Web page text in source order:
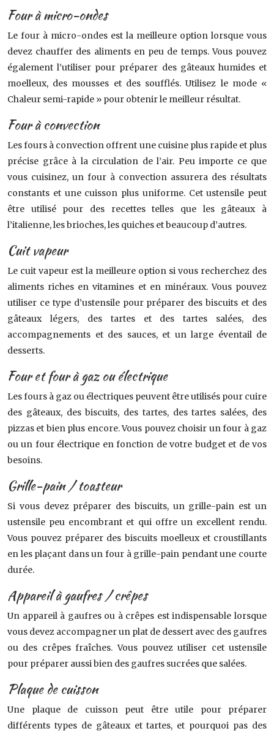
Four à micro-ondes
Le four à micro-ondes est la meilleure option lorsque vous
devez chauffer des aliments en peu de temps. Vous pouvez
également l’utiliser pour préparer des gâteaux humides et
moelleux, des mousses et des soufflés. Utilisez le mode «
Chaleur semi-rapide » pour obtenir le meilleur résultat.
Four à convection
Les fours à convection offrent une cuisine plus rapide et plus
précise grâce à la circulation de l’air. Peu importe ce que
vous cuisinez, un four à convection assurera des résultats
constants et une cuisson plus uniforme. Cet ustensile peut
être utilisé pour des recettes telles que les gâteaux à
l’italienne, les brioches, les quiches et beaucoup d’autres.
Cuit vapeur
Le cuit vapeur est la meilleure option si vous recherchez des
aliments riches en vitamines et en minéraux. Vous pouvez
utiliser ce type d’ustensile pour préparer des biscuits et des
gâteaux légers, des tartes et des tartes salées, des
accompagnements et des sauces, et un large éventail de
desserts.
Four et four à gaz ou électrique
Les fours à gaz ou électriques peuvent être utilisés pour cuire
des gâteaux, des biscuits, des tartes, des tartes salées, des
pizzas et bien plus encore. Vous pouvez choisir un four à gaz
ou un four électrique en fonction de votre budget et de vos
besoins.
Grille-pain / toasteur
Si vous devez préparer des biscuits, un grille-pain est un
ustensile peu encombrant et qui offre un excellent rendu.
Vous pouvez préparer des biscuits moelleux et croustillants
en les plaçant dans un four à grille-pain pendant une courte
durée.
Appareil à gaufres / crêpes
Un appareil à gaufres ou à crêpes est indispensable lorsque
vous devez accompagner un plat de dessert avec des gaufres
ou des crêpes fraîches. Vous pouvez utiliser cet ustensile
pour préparer aussi bien des gaufres sucrées que salées.
Plaque de cuisson
Une plaque de cuisson peut être utile pour préparer
différents types de gâteaux et tartes, et pourquoi pas des